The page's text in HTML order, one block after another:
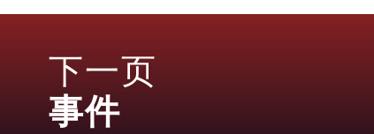
下一页
事件